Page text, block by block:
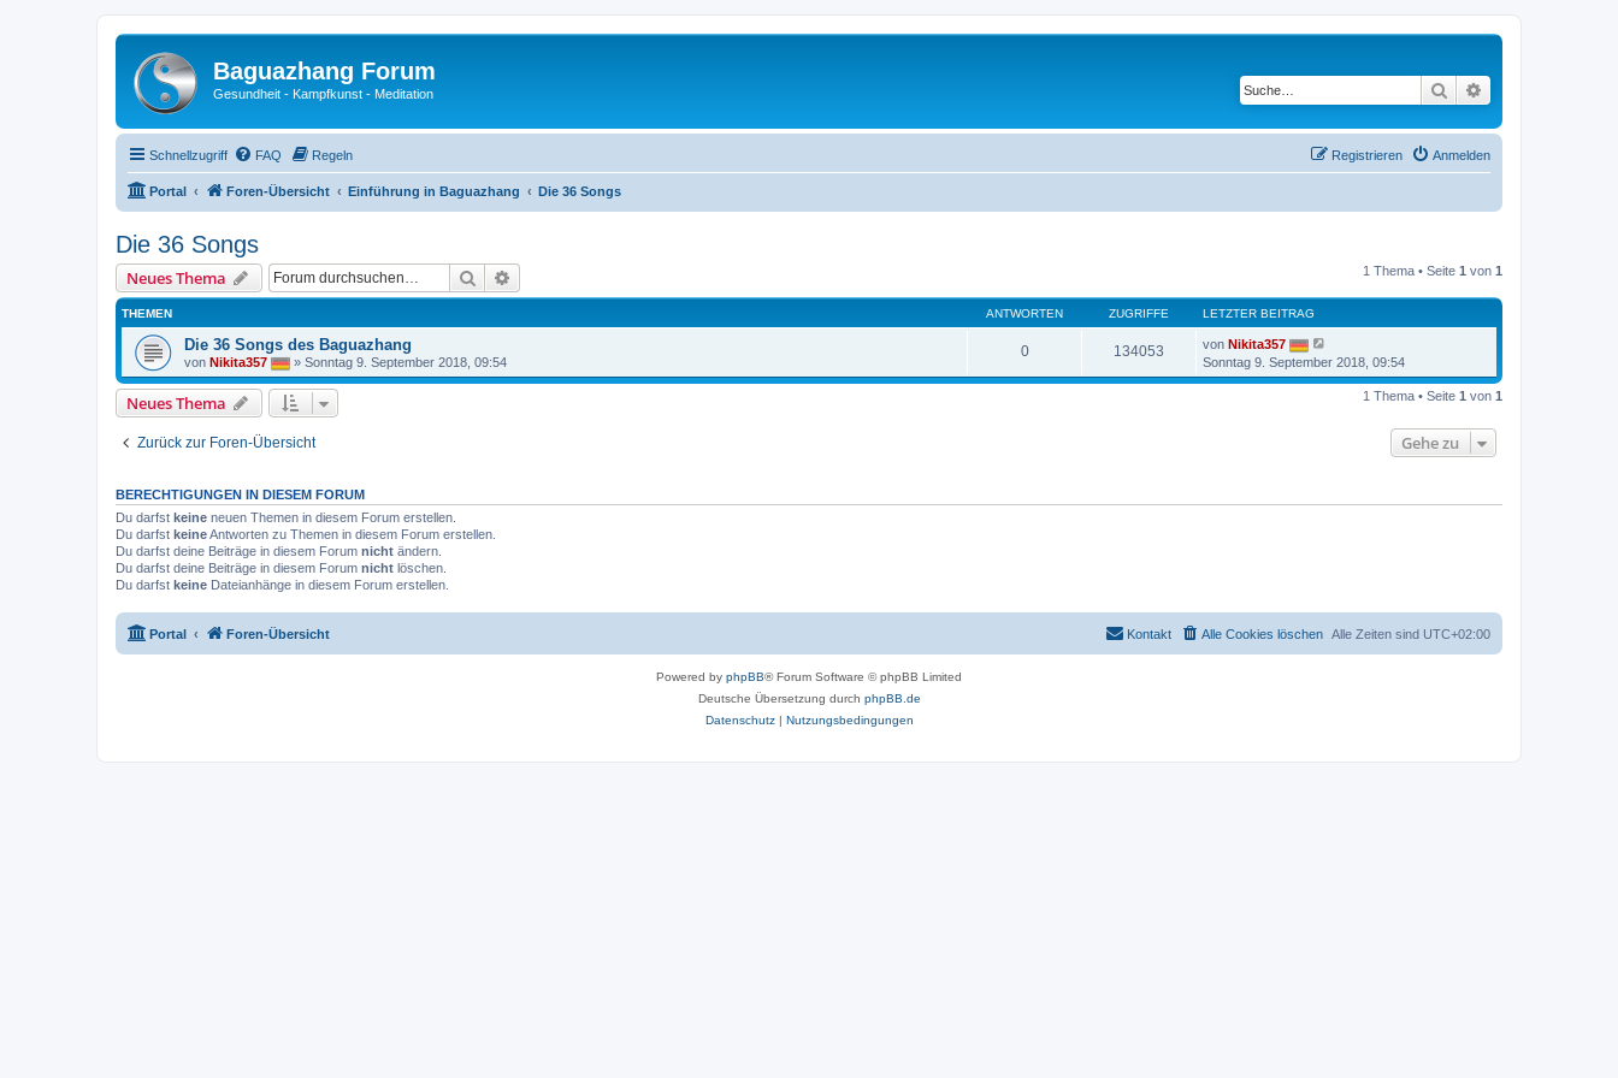
Baguazhang Forum
Gesundheit - Kampfkunst - Meditation Suche
Schnellzugriff FAQ Regeln Anmelden
Registrieren
Portal Foren-Übersicht Einführung in Baguazhang Die 36 Songs
Die 36 Songs
Neues Thema Suche 1 Thema • Seite 1 von 1
THEMEN ANTWORTEN ZUGRIFFE LETZTER BEITRAG
Die 36 Songs des Baguazhang
von Nikita357 » Sonntag 9. September 2018, 09:54
0 134053 von Nikita357
Sonntag 9. September 2018, 09:54
Neues Thema 1 Thema • Seite 1 von 1
Zurück zur Foren-Übersicht Gehe zu
BERECHTIGUNGEN IN DIESEM FORUM
Du darfst keine neuen Themen in diesem Forum erstellen.
Du darfst keineAntworten zu Themen in diesem Forum erstellen.
Du darfst deine Beiträge in diesem Forum nicht ändern.
Du darfst deine Beiträge in diesem Forum nicht löschen.
Du darfst keine Dateianhänge in diesem Forum erstellen.
Portal Foren-Übersicht Alle Zeiten sind UTC+02:00
Alle Cookies löschen
Kontakt
Powered by phpBB® Forum Software © phpBB Limited
Deutsche Übersetzung durch phpBB.de
Datenschutz| Nutzungsbedingungen